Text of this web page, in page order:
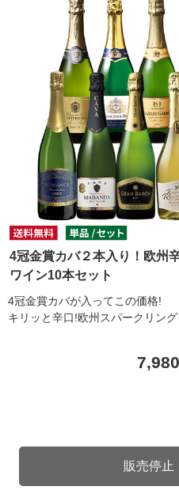
4冠金賞カバ２本入り！欧州
ワイン10本セット
4冠金賞カバが入ってこの価格!
キリッと辛口!欧州スパークリン
販売停止